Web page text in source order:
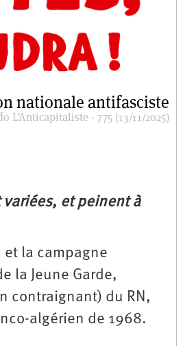
nationale antifasciste
L’Anticapitaliste - 775 (13/11/2025)
et peinent à
et la campagne
la Jeune Garde,
contraignant) du RN,
algérien de 1968.